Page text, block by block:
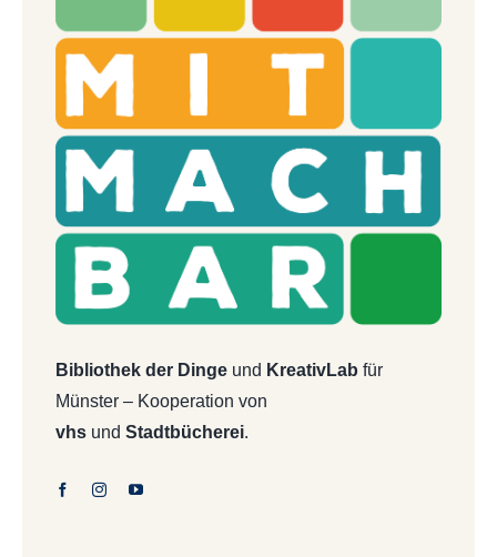
Bibliothek der Dingeund KreativLab für
Münster – Kooperation von
vhsund Stadtbücherei.